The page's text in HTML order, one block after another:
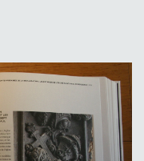
Actes-Sud-
Bordeaux
1